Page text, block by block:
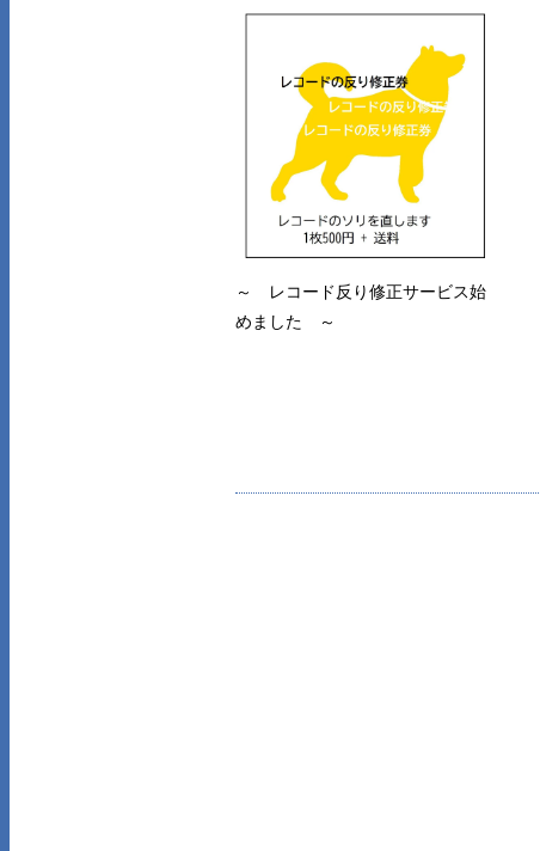
～ レコード反り修正サービス始
めました ～